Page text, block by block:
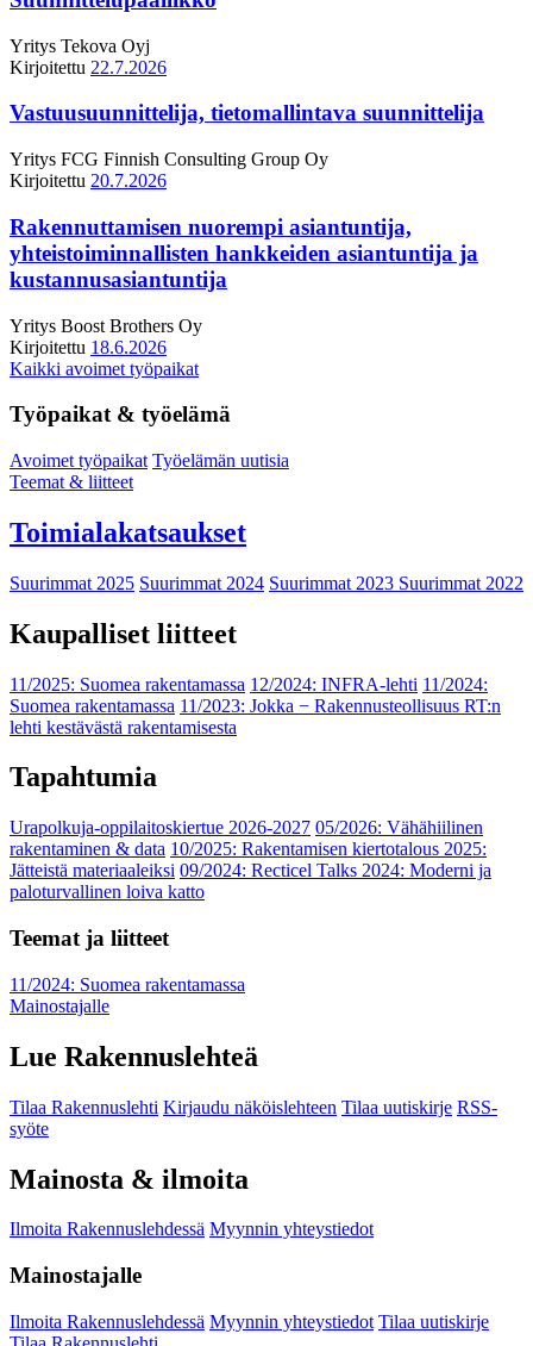
Yritys Tekova Oyj
Kirjoitettu 22.7.2026
Vastuusuunnittelija, tietomallintava suunnittelija
Yritys FCG Finnish Consulting Group Oy
Kirjoitettu 20.7.2026
Rakennuttamisen nuorempi asiantuntija,
yhteistoiminnallisten hankkeiden asiantuntija ja
kustannusasiantuntija
Yritys Boost Brothers Oy
Kirjoitettu 18.6.2026
Kaikki avoimet työpaikat
Työpaikat & työelämä
Avoimet työpaikat Työelämän uutisia
Teemat & liitteet
Toimialakatsaukset
Suurimmat 2025 Suurimmat 2024 Suurimmat 2023 Suurimmat 2022
Kaupalliset liitteet
11/2025: Suomea rakentamassa 12/2024: INFRA-lehti 11/2024:
Suomea rakentamassa 11/2023: Jokka − Rakennusteollisuus RT:n
lehti kestävästä rakentamisesta
Tapahtumia
Urapolkuja-oppilaitoskiertue 2026-2027 05/2026: Vähähiilinen
rakentaminen & data 10/2025: Rakentamisen kiertotalous 2025:
Jätteistä materiaaleiksi 09/2024: Recticel Talks 2024: Moderni ja
paloturvallinen loiva katto
Teemat ja liitteet
11/2024: Suomea rakentamassa
Mainostajalle
Lue Rakennuslehteä
Tilaa Rakennuslehti Kirjaudu näköislehteen Tilaa uutiskirje RSS-
syöte
Mainosta & ilmoita
Ilmoita Rakennuslehdessä Myynnin yhteystiedot
Mainostajalle
Ilmoita Rakennuslehdessä Myynnin yhteystiedot Tilaa uutiskirje